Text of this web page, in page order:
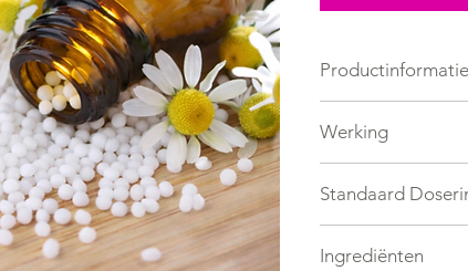
Productinformatie
Werking
Standaard
individueel
Ingrediënten